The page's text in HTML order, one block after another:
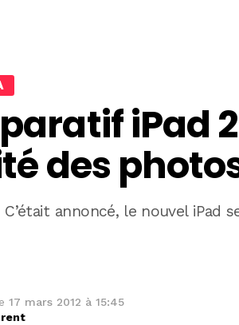
iPad
des
C’était annoncé, le nouvel iPad
17 mars 2012 à 15:45